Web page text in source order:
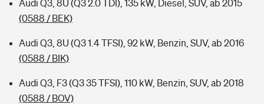
Audi Q3, 8U (Q3 2.0 TDI), 135 kW, Diesel, SUV, ab 2015
(0588 / BEK)
Audi Q3, 8U (Q3 1.4 TFSI), 92 kW, Benzin, SUV, ab 2016
(0588 / BIK)
Audi Q3, F3 (Q3 35 TFSI), 110 kW, Benzin, SUV, ab 2018
(0588 / BOV)